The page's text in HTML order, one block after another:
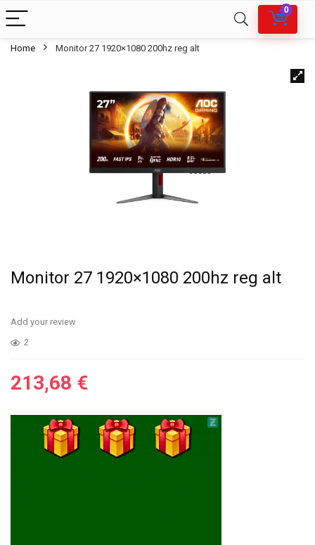
0
Home Monitor 27 1920×1080 200hz reg alt
Monitor 27 1920×1080 200hz reg alt
Add your review
2
213,68 €